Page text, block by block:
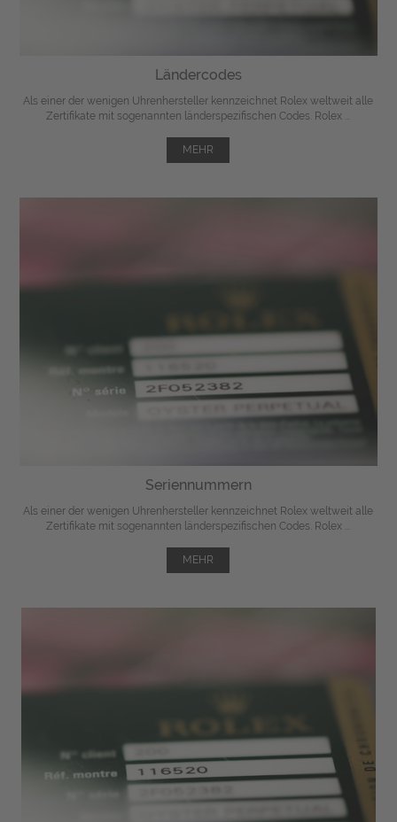
Ländercodes
Als einer der wenigen Uhrenhersteller kennzeichnet Rolex weltweit alle
Zertifikate mit sogenannten länderspezifischen Codes. Rolex ...
MEHR
Seriennummern
Als einer der wenigen Uhrenhersteller kennzeichnet Rolex weltweit alle
Zertifikate mit sogenannten länderspezifischen Codes. Rolex ...
MEHR